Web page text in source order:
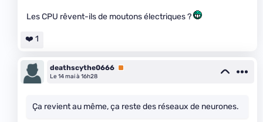
Les CPU rêvent-ils de moutons électriques ?
❤️ 1
deathscythe0666 Premium
Le 14 mai à 16h28
Ça revient au même, ça reste des réseaux de neurones.